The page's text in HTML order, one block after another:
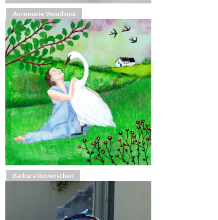
Annemarie Woudsma
Barbara Bovenschen